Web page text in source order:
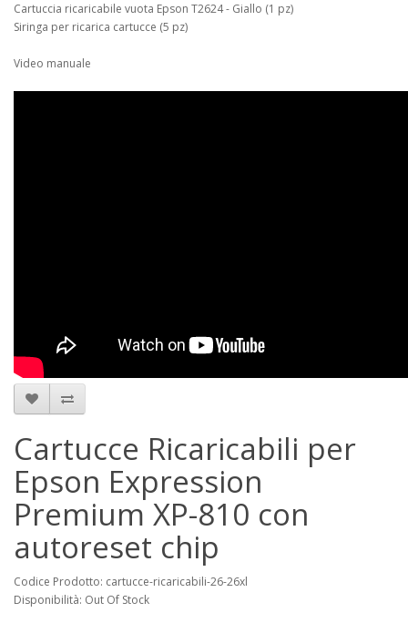
Cartuccia ricaricabile vuota Epson T2624 - Giallo (1 pz)
Siringa per ricarica cartucce (5 pz)
Video manuale
Cartucce Ricaricabili per
Epson Expression
Premium XP-810 con
autoreset chip
Codice Prodotto: cartucce-ricaricabili-26-26xl
Disponibilità: Out Of Stock